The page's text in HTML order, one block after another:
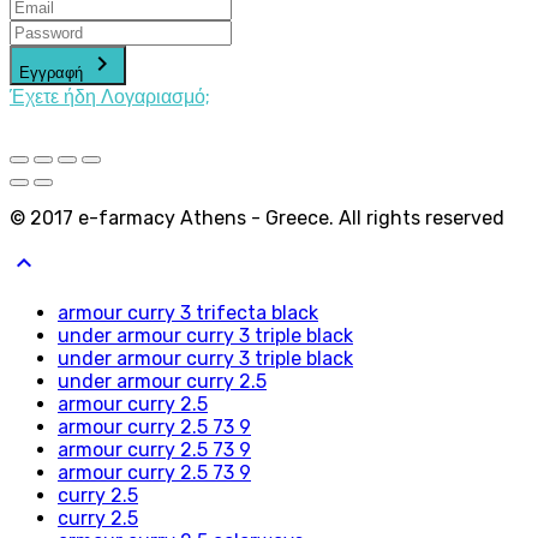
Εγγραφή keyboard_arrow_right
Έχετε ήδη Λογαριασμό;
© 2017 e-farmacy Athens - Greece. All rights reserved
keyboard_arrow_up
armour curry 3 trifecta black
under armour curry 3 triple black
under armour curry 3 triple black
under armour curry 2.5
armour curry 2.5
armour curry 2.5 73 9
armour curry 2.5 73 9
armour curry 2.5 73 9
curry 2.5
curry 2.5